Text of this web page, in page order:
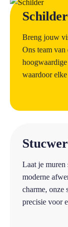
Breng jouw
Ons team van
waardoor
a
Laat je muren
moderne
charme, onze
precisie voor